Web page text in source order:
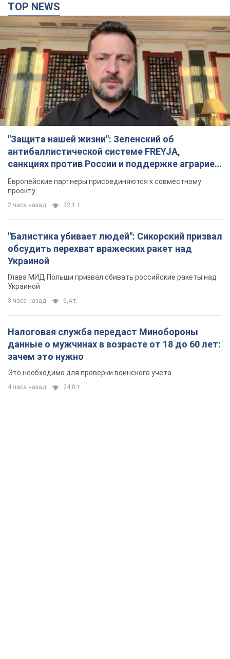
TOP NEWS
"Защита нашей жизни": Зеленский об
антибаллистической системе FREYJA,
санкциях против России и поддержке аграриев.
Видео
Европейские партнеры присоединяются к совместному
проекту
2 часа назад 32,1 т.
"Балистика убивает людей": Сикорский призвал
обсудить перехват вражеских ракет над
Украиной
Глава МИД Польши призвал сбивать российские ракеты над
Украиной
3 часа назад 6,4 т.
Налоговая служба передаст Минобороны
данные о мужчинах в возрасте от 18 до 60 лет:
зачем это нужно
Это необходимо для проверки воинского учета
4 часа назад 24,0 т.